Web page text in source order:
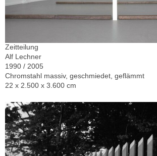
Zeitteilung
Alf Lechner
1990 / 2005
Chromstahl massiv, geschmiedet, geflämmt
22 x 2.500 x 3.600 cm